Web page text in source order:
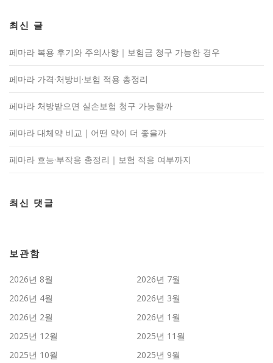
최신 글
페마라 복용 후기와 주의사항｜보험금 청구 가능한 경우
페마라 가격·처방비·보험 적용 총정리
페마라 처방받으면 실손보험 청구 가능할까
페마라 대체약 비교｜어떤 약이 더 좋을까
페마라 효능·부작용 총정리｜보험 적용 여부까지
최신 댓글
보관함
2026년 8월
2026년 7월
2026년 4월
2026년 3월
2026년 2월
2026년 1월
2025년 12월
2025년 11월
2025년 10월
2025년 9월